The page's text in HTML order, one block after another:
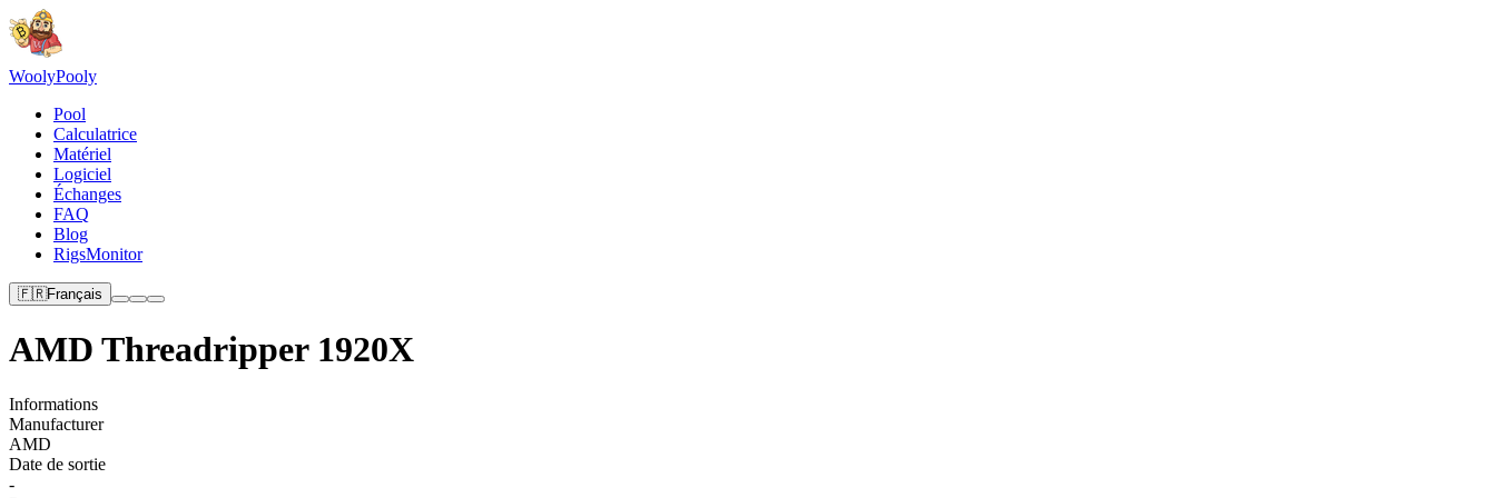
WoolyPooly
Pool
Calculatrice
Matériel
Logiciel
Échanges
FAQ
Blog
RigsMonitor
🇫🇷Français
AMD Threadripper 1920X
Informations
Manufacturer
AMD
Date de sortie
-